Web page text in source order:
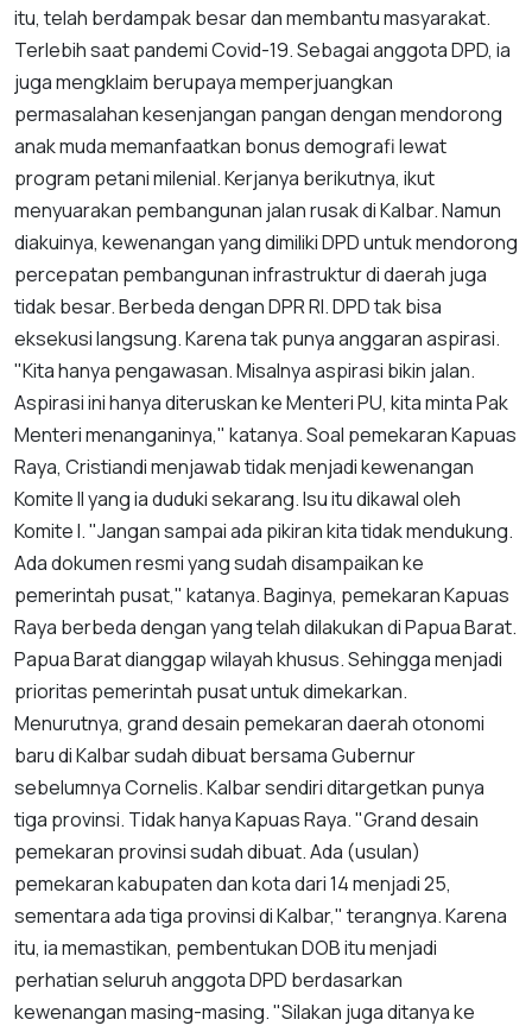
itu, telah berdampak besar dan membantu masyarakat.
Terlebih saat pandemi Covid-19. Sebagai anggota DPD, ia
juga mengklaim berupaya memperjuangkan
permasalahan kesenjangan pangan dengan mendorong
anak muda memanfaatkan bonus demografi lewat
program petani milenial. Kerjanya berikutnya, ikut
menyuarakan pembangunan jalan rusak di Kalbar. Namun
diakuinya, kewenangan yang dimiliki DPD untuk mendorong
percepatan pembangunan infrastruktur di daerah juga
tidak besar. Berbeda dengan DPR RI. DPD tak bisa
eksekusi langsung. Karena tak punya anggaran aspirasi.
"Kita hanya pengawasan. Misalnya aspirasi bikin jalan.
Aspirasi ini hanya diteruskan ke Menteri PU, kita minta Pak
Menteri menanganinya," katanya. Soal pemekaran Kapuas
Raya, Cristiandi menjawab tidak menjadi kewenangan
Komite II yang ia duduki sekarang. Isu itu dikawal oleh
Komite I. "Jangan sampai ada pikiran kita tidak mendukung.
Ada dokumen resmi yang sudah disampaikan ke
pemerintah pusat," katanya. Baginya, pemekaran Kapuas
Raya berbeda dengan yang telah dilakukan di Papua Barat.
Papua Barat dianggap wilayah khusus. Sehingga menjadi
prioritas pemerintah pusat untuk dimekarkan.
Menurutnya, grand desain pemekaran daerah otonomi
baru di Kalbar sudah dibuat bersama Gubernur
sebelumnya Cornelis. Kalbar sendiri ditargetkan punya
tiga provinsi. Tidak hanya Kapuas Raya. "Grand desain
pemekaran provinsi sudah dibuat. Ada (usulan)
pemekaran kabupaten dan kota dari 14 menjadi 25,
sementara ada tiga provinsi di Kalbar," terangnya. Karena
itu, ia memastikan, pembentukan DOB itu menjadi
perhatian seluruh anggota DPD berdasarkan
kewenangan masing-masing. "Silakan juga ditanya ke